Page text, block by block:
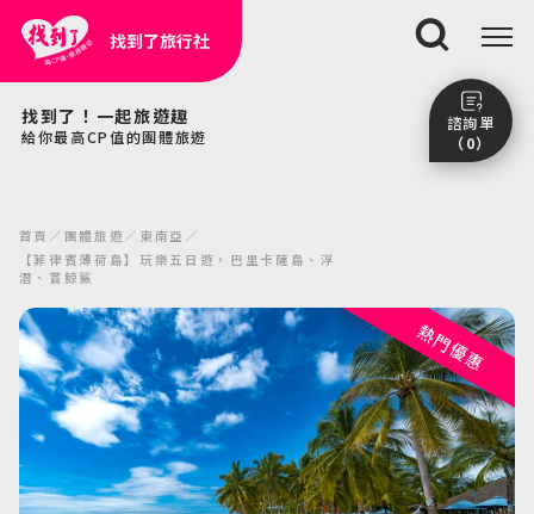
找到了旅行社
找到了！一起旅遊趣
給你最高CP值的團體旅遊
搜尋
諮詢單
（0）
前往諮詢單頁面
首頁 團體旅遊
東南亞
【菲律賓薄荷島】玩樂五日遊，巴里卡薩島、浮
潛、賞鯨鯊
熱門優惠